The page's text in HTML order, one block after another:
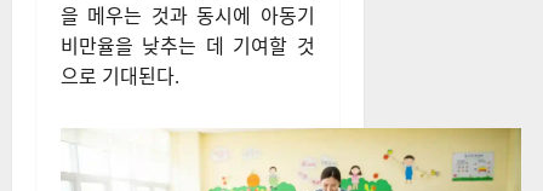
을 메우는 것과 동시에 아동기
비만율을 낮추는 데 기여할 것
으로 기대된다.